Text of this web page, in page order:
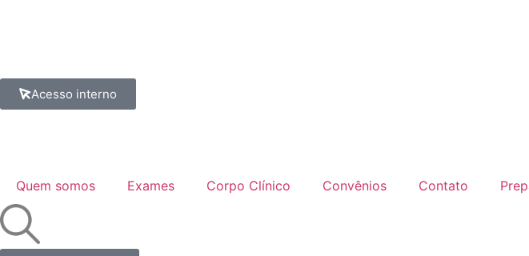
Acesso interno
Quem somos Exames Corpo Clínico Convênios Contato